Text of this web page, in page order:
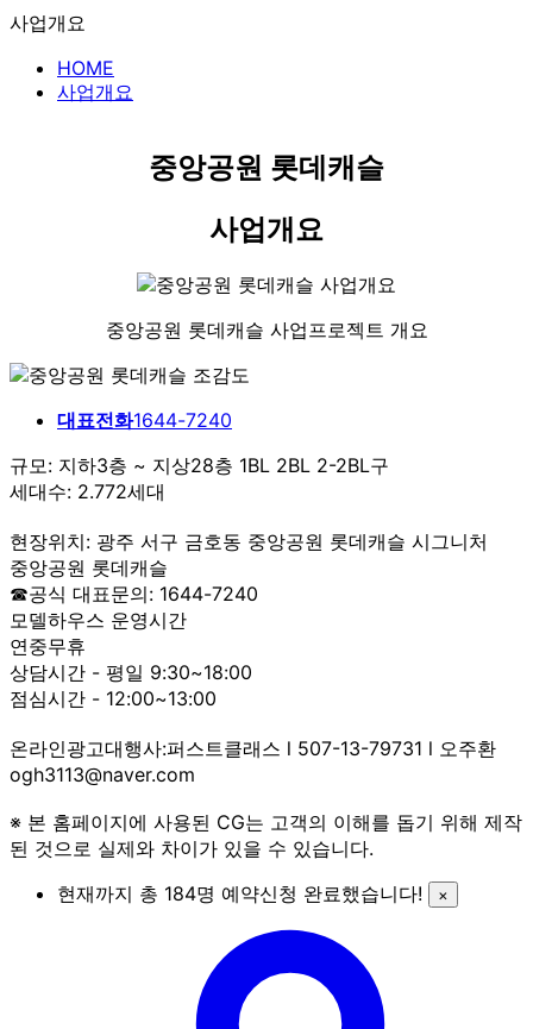
사업개요
HOME
사업개요
중앙공원 롯데캐슬
사업개요
중앙공원 롯데캐슬 사업프로젝트 개요
대표전화1644-7240
규모: 지하3층 ~ 지상28층 1BL 2BL 2-2BL구
세대수: 2.772세대
현장위치: 광주 서구 금호동 중앙공원 롯데캐슬 시그니처
중앙공원 롯데캐슬
☎공식 대표문의: 1644-7240
모델하우스 운영시간
연중무휴
상담시간 - 평일 9:30~18:00
점심시간 - 12:00~13:00
온라인광고대행사:퍼스트클래스 l 507-13-79731 l 오주환
ogh3113@naver.com
※ 본 홈페이지에 사용된 CG는 고객의 이해를 돕기 위해 제작
된 것으로 실제와 차이가 있을 수 있습니다.
현재까지 총 184명 예약신청 완료했습니다! ×